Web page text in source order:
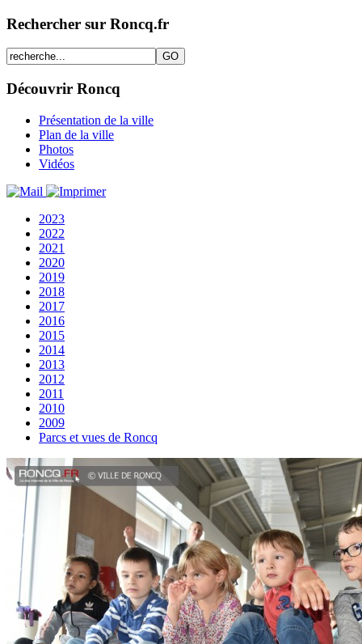
Rechercher sur Roncq.fr
Découvrir Roncq
Présentation de la ville
Plan de la ville
Photos
Vidéos
2023
2022
2021
2020
2019
2018
2017
2016
2015
2014
2013
2012
2011
2010
2009
Parcs et vues de Roncq